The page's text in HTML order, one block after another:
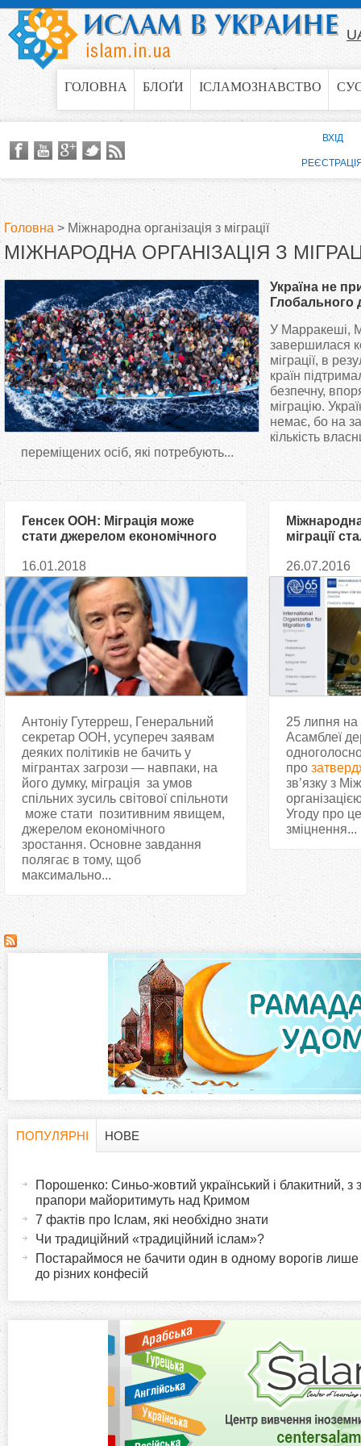
Jump to navigation
ГОЛОВНА БЛОҐИ ІСЛАМОЗНАВСТВО
В
и
є
т
у
Головна > Міжнародна організація з міграції
МІЖНАРОДНА ОРГАНІЗАЦІЯ З
Україна не
Глобального
міграцію —
вирішити
У Марракеші,
завершилася
міграції, в
країн
безпечну,
міграцію.
немає, бо на
кількість
переміщених осіб, які потребують...
Генсек ООН: Міграція може
стати джерелом економічного
16.01.2018
Антоніу Гутерреш, Генеральний
секретар ООН, усупереч заявам
деяких політиків не бачить у
мігрантах загрози — навпаки, на
його думку, міграція за умов
спільних зусиль світової спільноти
може стати позитивним явищем,
джерелом економічного
зростання. Основне завдання
полягає в тому, щоб
максимально...
міграції
26.07.2016
25 липня на
Асамблеї
про
зв’язку з
Угоду про
зміцнення...
ВХІД
ПОПУЛЯРНІ
в
НОВЕ
Порошенко: Синьо-жовтий український і блакитний, з
прапори майоритимуть над Кримом
7 фактів про Іслам, які необхідно знати
Чи традиційний «традиційний іслам»?
Постараймося не бачити один в одному ворогів лише
до різних конфесій